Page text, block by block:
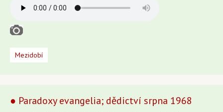
Mezidobí
● Paradoxy evangelia; dědictví srpna 1968